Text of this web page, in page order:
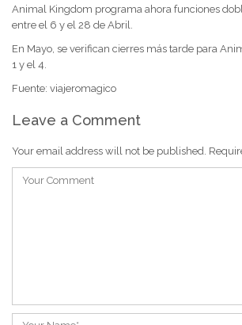
Animal Kingdom programa ahora funciones
entre el 6 y el 28 de Abril.
En Mayo, se verifican cierres más tarde para
1 y el 4.
Fuente: viajeromagico
Leave a Comment
Your email address will not be published.